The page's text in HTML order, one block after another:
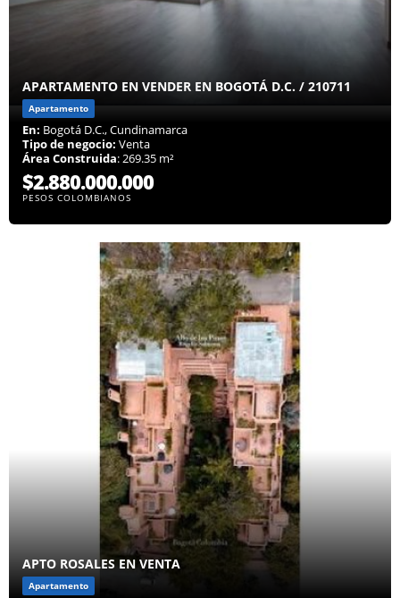
APARTAMENTO EN VENDER EN BOGOTÁ D.C. / 210711
Apartamento
En: Bogotá D.C., Cundinamarca
Tipo de negocio: Venta
Área Construida: 269.35 m²
$2.880.000.000
PESOS COLOMBIANOS
APTO ROSALES EN VENTA
Apartamento